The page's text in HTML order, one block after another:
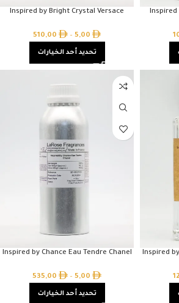
Inspired
Inspired by Bright Crystal Versace
5,00
–
510,00
تحديد أحد الخيارات
Inspired
Inspired by Chance Eau Tendre Chanel
5,00
–
535,00
تحديد أحد الخيارات